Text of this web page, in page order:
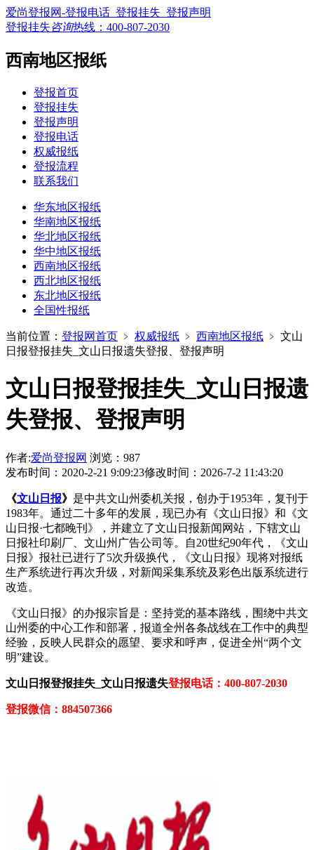
爱尚登报网-登报电话_登报挂失_登报声明
登报挂失咨询热线： 400-807-2030
西南地区报纸
登报首页
登报挂失
登报声明
登报电话
权威报纸
登报流程
联系我们
华东地区报纸
华南地区报纸
华北地区报纸
华中地区报纸
西南地区报纸
西北地区报纸
东北地区报纸
全国性报纸
当前位置： 登报网首页 ﹥ 权威报纸 ﹥ 西南地区报纸 ﹥ 文山
日报登报挂失_文山日报遗失登报、登报声明
文山日报登报挂失_文山日报遗
失登报、登报声明
作者:爱尚登报网 浏览：987
发布时间：2020-2-21 9:09:23修改时间：2026-7-2 11:43:20
《文山日报》 是中共文山州委机关报，创办于1953年，复刊于
1983年。通过二十多年的发展，现已办有《文山日报》和《文
山日报·七都晚刊》，并建立了文山日报新闻网站，下辖文山
日报社印刷厂、文山州广告公司等。自20世纪90年代，《文山
日报》报社已进行了5次升级换代，《文山日报》现将对报纸
生产系统进行再次升级，对新闻采集系统及彩色出版系统进行
改造。
《文山日报》的办报宗旨是：坚持党的基本路线，围绕中共文
山州委的中心工作和部署，报道全州各条战线在工作中的典型
经验，反映人民群众的愿望、要求和呼声，促进全州“两个文
明”建设。
文山日报登报挂失_文山日报遗失登报电话：400-807-2030
登报微信：884507366